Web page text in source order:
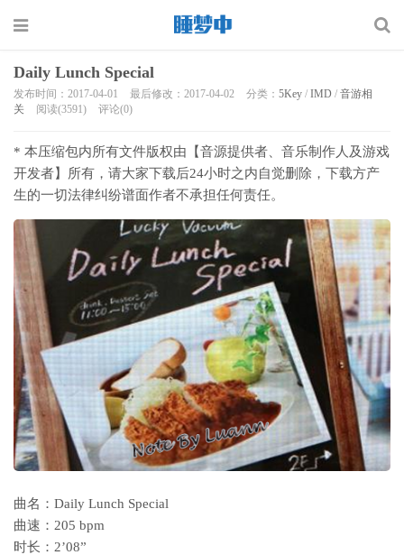
Daily Lunch Special
发布时间：2017-04-01 最后修改：2017-04-02 分类： 5Key / IMD / 音游相
关
阅读(3591) 评论(0)
* 本压缩包内所有文件版权由【音源提供者、音乐制作人及游戏
开发者】所有，请大家下载后24小时之内自觉删除，下载方产
生的一切法律纠纷谱面作者不承担任何责任。
曲名：Daily Lunch Special
曲速：205 bpm
时长：2’08”